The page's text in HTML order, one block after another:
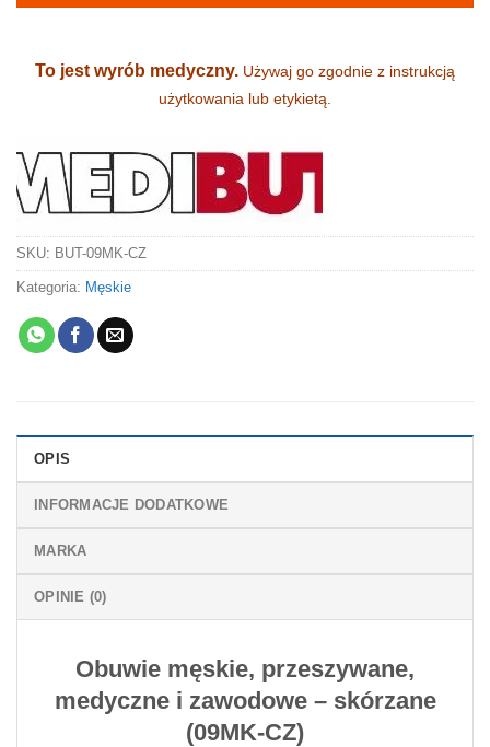
To jest wyrób medyczny. Używaj go zgodnie z instrukcją
użytkowania lub etykietą.
SKU: BUT-09MK-CZ
Kategoria: Męskie
OPIS
INFORMACJE DODATKOWE
MARKA
OPINIE (0)
Obuwie męskie, przeszywane,
medyczne i zawodowe – skórzane
(09MK-CZ)